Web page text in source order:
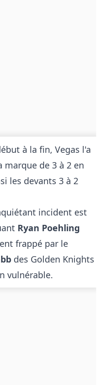
à la fin, Vegas l'a
de 3 à 2 en
les devants 3 à 2
incident est
Ryan Poehling
frappé par le
des Golden Knights
vulnérable.